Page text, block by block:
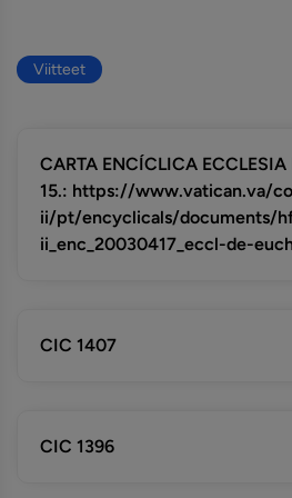
Viitteet
CARTA ENCÍCLICA ECCLESIA
15.: https://www.vatican.va/
ii/pt/encyclicals/documents/
ii_enc_20030417_eccl-de-
CIC 1407
CIC 1396